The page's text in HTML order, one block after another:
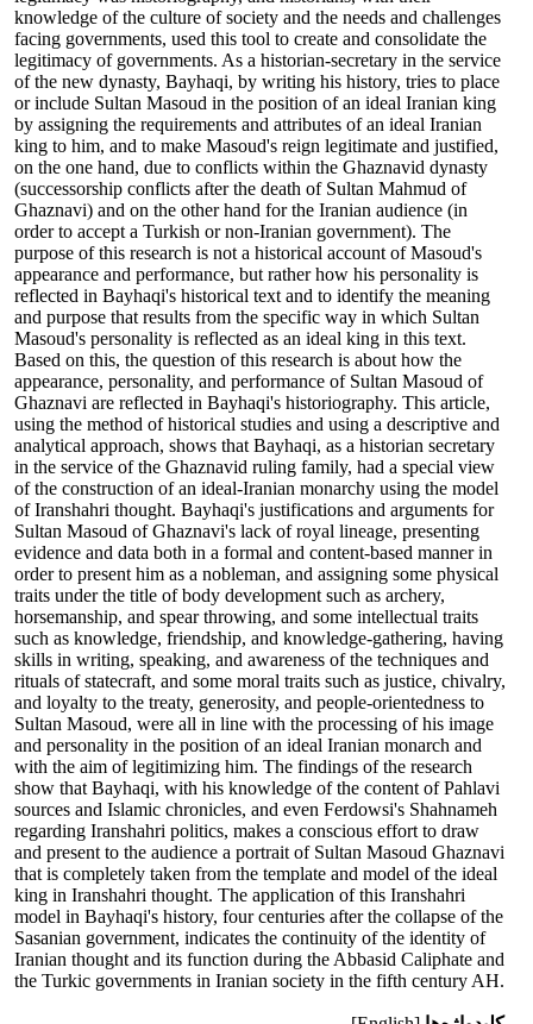
knowledge of the culture of society and the needs and challenges
facing governments, used this tool to create and consolidate the
legitimacy of governments. As a historian-secretary in the service
of the new dynasty, Bayhaqi, by writing his history, tries to place
or include Sultan Masoud in the position of an ideal Iranian king
by assigning the requirements and attributes of an ideal Iranian
king to him, and to make Masoud's reign legitimate and justified,
on the one hand, due to conflicts within the Ghaznavid dynasty
(successorship conflicts after the death of Sultan Mahmud of
Ghaznavi) and on the other hand for the Iranian audience (in
order to accept a Turkish or non-Iranian government). The
purpose of this research is not a historical account of Masoud's
appearance and performance, but rather how his personality is
reflected in Bayhaqi's historical text and to identify the meaning
and purpose that results from the specific way in which Sultan
Masoud's personality is reflected as an ideal king in this text.
Based on this, the question of this research is about how the
appearance, personality, and performance of Sultan Masoud of
Ghaznavi are reflected in Bayhaqi's historiography. This article,
using the method of historical studies and using a descriptive and
analytical approach, shows that Bayhaqi, as a historian secretary
in the service of the Ghaznavid ruling family, had a special view
of the construction of an ideal-Iranian monarchy using the model
of Iranshahri thought. Bayhaqi's justifications and arguments for
Sultan Masoud of Ghaznavi's lack of royal lineage, presenting
evidence and data both in a formal and content-based manner in
order to present him as a nobleman, and assigning some physical
traits under the title of body development such as archery,
horsemanship, and spear throwing, and some intellectual traits
such as knowledge, friendship, and knowledge-gathering, having
skills in writing, speaking, and awareness of the techniques and
rituals of statecraft, and some moral traits such as justice, chivalry,
and loyalty to the treaty, generosity, and people-orientedness to
Sultan Masoud, were all in line with the processing of his image
and personality in the position of an ideal Iranian monarch and
with the aim of legitimizing him. The findings of the research
show that Bayhaqi, with his knowledge of the content of Pahlavi
sources and Islamic chronicles, and even Ferdowsi's Shahnameh
regarding Iranshahri politics, makes a conscious effort to draw
and present to the audience a portrait of Sultan Masoud Ghaznavi
that is completely taken from the template and model of the ideal
king in Iranshahri thought. The application of this Iranshahri
model in Bayhaqi's history, four centuries after the collapse of the
Sasanian government, indicates the continuity of the identity of
Iranian thought and its function during the Abbasid Caliphate and
the Turkic governments in Iranian society in the fifth century AH.